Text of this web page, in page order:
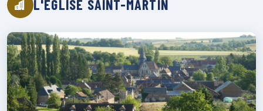
L'ÉGLISE SAINT-MARTIN